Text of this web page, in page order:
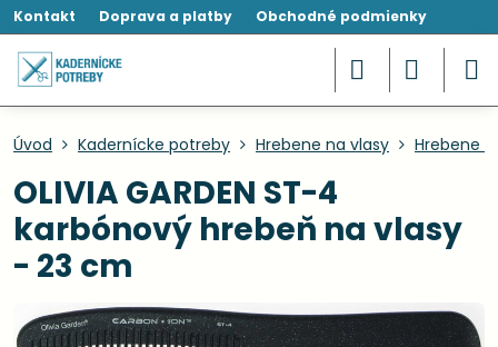
Kontakt Doprava a platby Obchodné podmienky
Úvod Kadernícke potreby Hrebene na vlasy Hrebene s
OLIVIA GARDEN ST-4
karbónový hrebeň na vlasy
- 23 cm